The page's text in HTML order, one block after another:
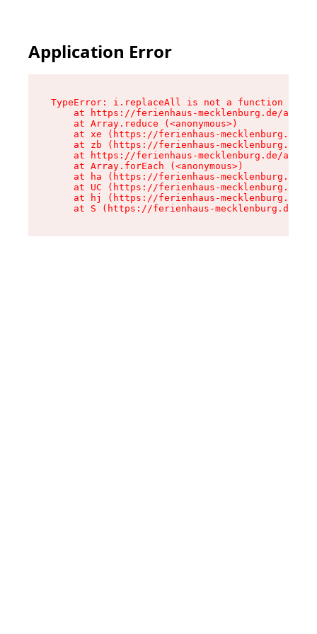
Application Error
TypeError: i.replaceAll is not a function
at https://ferienhaus-mecklenburg.de/
    at Array.reduce (<anonymous>)
at xe (https://ferienhaus-mecklenburg.de/
at zb (https://ferienhaus-mecklenburg.de/
at https://ferienhaus-mecklenburg.de/
    at Array.forEach (<anonymous>)
at ha (https://ferienhaus-mecklenburg.de/
at UC (https://ferienhaus-mecklenburg.de/
at hj (https://ferienhaus-mecklenburg.de/
at S (https://ferienhaus-mecklenburg.de/